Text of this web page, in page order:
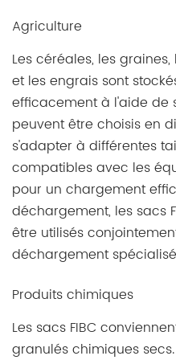
Agriculture
Les céréales, les
et les engrais sont
efficacement à l'aide de
peuvent être choisis en
s'adapter à différentes
compatibles avec les
pour un chargement
déchargement, les sacs
être utilisés
déchargement
Produits chimiques
Les sacs FIBC
granulés chimiques